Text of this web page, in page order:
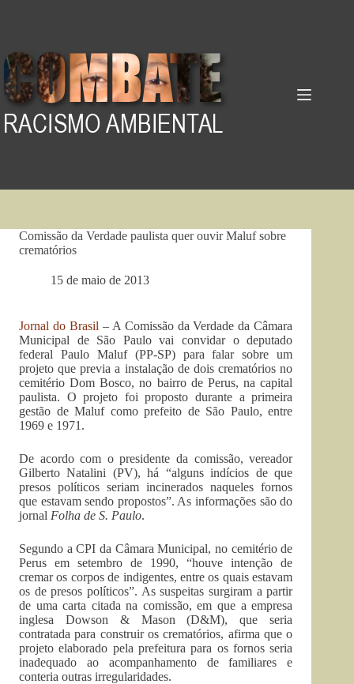
Comissão da Verdade paulista quer ouvir Maluf sobre
crematórios
15 de maio de 2013
Jornal do Brasil – A Comissão da Verdade da Câmara
Municipal de São Paulo vai convidar o deputado
federal Paulo Maluf (PP-SP) para falar sobre um
projeto que previa a instalação de dois crematórios no
cemitério Dom Bosco, no bairro de Perus, na capital
paulista. O projeto foi proposto durante a primeira
gestão de Maluf como prefeito de São Paulo, entre
1969 e 1971.
De acordo com o presidente da comissão, vereador
Gilberto Natalini (PV), há “alguns indícios de que
presos políticos seriam incinerados naqueles fornos
que estavam sendo propostos”. As informações são do
jornal Folha de S. Paulo.
Segundo a CPI da Câmara Municipal, no cemitério de
Perus em setembro de 1990, “houve intenção de
cremar os corpos de indigentes, entre os quais estavam
os de presos políticos”. As suspeitas surgiram a partir
de uma carta citada na comissão, em que a empresa
inglesa Dowson & Mason (D&M), que seria
contratada para construir os crematórios, afirma que o
projeto elaborado pela prefeitura para os fornos seria
inadequado ao acompanhamento de familiares e
conteria outras irregularidades.